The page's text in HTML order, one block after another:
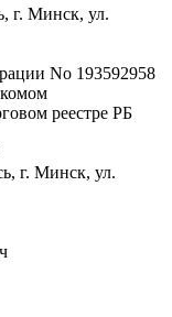
г. Минск, ул.
No 193592958
реестре РБ
г. Минск, ул.